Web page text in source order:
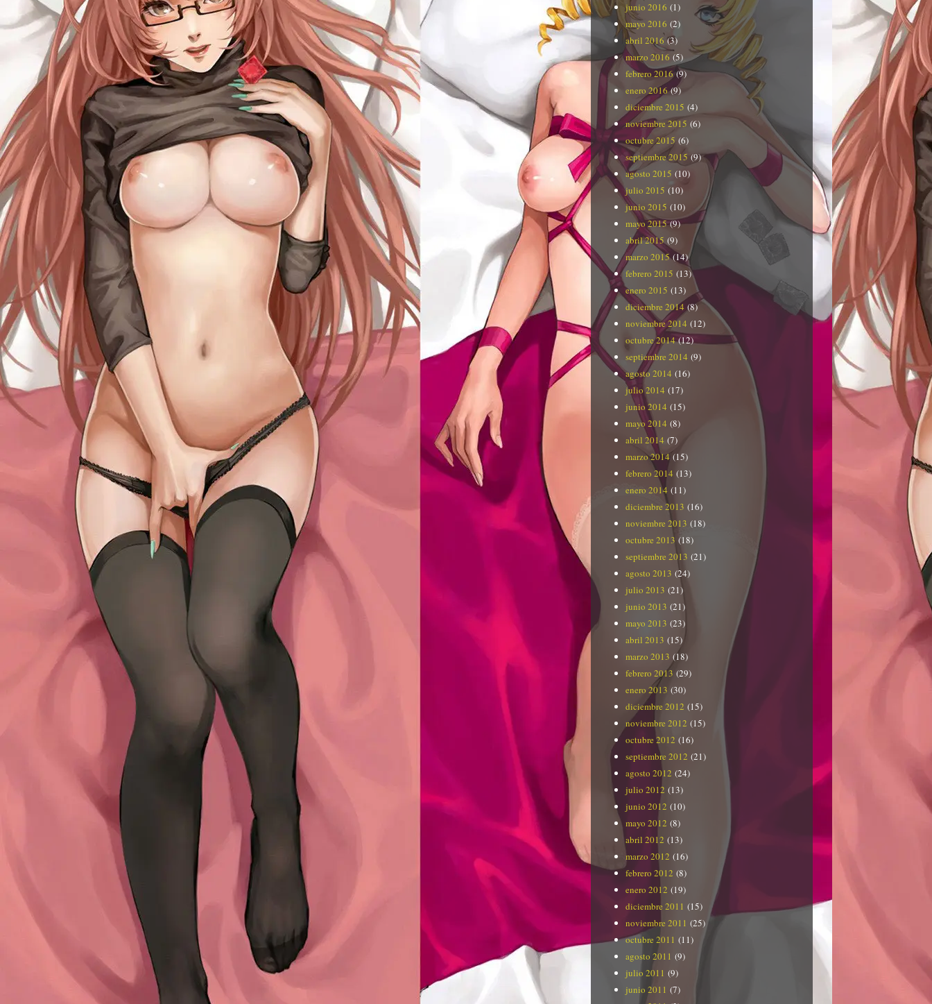
junio 2016 (1)
mayo 2016 (2)
abril 2016 (3)
marzo 2016 (5)
febrero 2016(9)
enero 2016(9)
diciembre 2015 (4)
noviembre 2015 (6)
octubre 2015 (6)
septiembre 2015 (9)
agosto 2015 (10)
julio 2015 (10)
junio 2015 (10)
mayo 2015(9)
abril 2015 (9)
marzo 2015(14)
febrero 2015 (13)
enero 2015 (13)
diciembre 2014 (8)
noviembre 2014 (12)
octubre 2014(12)
septiembre 2014 (9)
agosto 2014 (16)
julio 2014 (17)
junio 2014 (15)
mayo 2014 (8)
abril 2014 (7)
marzo 2014 (15)
febrero 2014 (13)
enero 2014 (11)
diciembre 2013 (16)
noviembre 2013 (18)
octubre 2013 (18)
septiembre 2013 (21)
agosto 2013 (24)
julio 2013 (21)
junio 2013 (21)
mayo 2013 (23)
abril 2013 (15)
marzo 2013 (18)
febrero 2013 (29)
enero 2013 (30)
diciembre 2012 (15)
noviembre 2012 (15)
octubre 2012 (16)
septiembre 2012 (21)
agosto 2012 (24)
julio 2012 (13)
junio 2012 (10)
mayo 2012 (8)
abril 2012 (13)
marzo 2012 (16)
febrero 2012 (8)
enero 2012 (19)
diciembre 2011 (15)
noviembre 2011 (25)
octubre 2011 (11)
agosto 2011 (9)
julio 2011 (9)
junio 2011 (7)